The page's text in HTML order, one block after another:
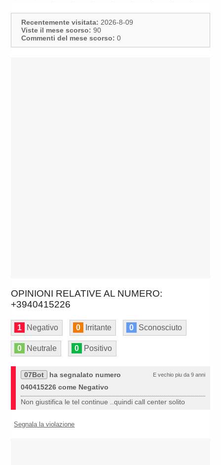
Recentemente visitata: 2026-8-09
Viste il mese scorso: 90
Commenti del mese scorso: 0
OPINIONI RELATIVE AL NUMERO:
+3940415226
1 Negativo 0 Irritante 0 Sconosciuto
0 Neutrale 0 Positivo
E vechio piu da 9 anni
07Bot
ha segnalato numero
040415226 come Negativo
Non giustifica le tel continue ..quindi call center solito
Segnala la violazione